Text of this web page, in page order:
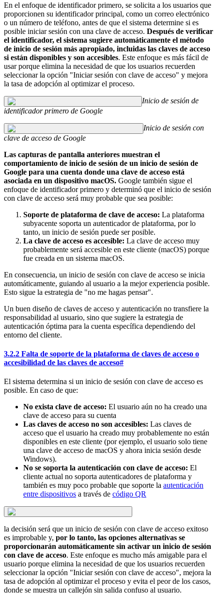
En el enfoque de identificador primero, se solicita a los usuarios que
proporcionen su identificador principal, como un correo electrónico
o un número de teléfono, antes de que el sistema determine si es
posible iniciar sesión con una clave de acceso. Después de verificar
el identificador, el sistema sugiere automáticamente el método
de inicio de sesión más apropiado, incluidas las claves de acceso
si están disponibles y son accesibles. Este enfoque es más fácil de
usar porque elimina la necesidad de que los usuarios recuerden
seleccionar la opción "Iniciar sesión con clave de acceso" y mejora
la tasa de adopción al optimizar el proceso.
Inicio de sesión de
identificador primero de Google
Inicio de sesión con
clave de acceso de Google
Las capturas de pantalla anteriores muestran el
comportamiento de inicio de sesión de un inicio de sesión de
Google para una cuenta donde una clave de acceso está
asociada en un dispositivo macOS. Google también sigue el
enfoque de identificador primero y determinó que el inicio de sesión
con clave de acceso será muy probable que sea posible:
Soporte de plataforma de clave de acceso: La plataforma
subyacente soporta un autenticador de plataforma, por lo
tanto, un inicio de sesión puede ser posible.
La clave de acceso es accesible: La clave de acceso muy
probablemente será accesible en este cliente (macOS) porque
fue creada en un sistema macOS.
En consecuencia, un inicio de sesión con clave de acceso se inicia
automáticamente, guiando al usuario a la mejor experiencia posible.
Esto sigue la estrategia de "no me hagas pensar".
Un buen diseño de claves de acceso y autenticación no transfiere la
responsabilidad al usuario, sino que sugiere la estrategia de
autenticación óptima para la cuenta específica dependiendo del
entorno del cliente.
3.2.2 Falta de soporte de la plataforma de claves de acceso o
accesibilidad de las claves de acceso#
El sistema determina si un inicio de sesión con clave de acceso es
posible. En caso de que:
No exista clave de acceso: El usuario aún no ha creado una
clave de acceso para su cuenta
Las claves de acceso no son accesibles: Las claves de
acceso que el usuario ha creado muy probablemente no están
disponibles en este cliente (por ejemplo, el usuario solo tiene
una clave de acceso de macOS y ahora inicia sesión desde
Windows).
No se soporta la autenticación con clave de acceso: El
cliente actual no soporta autenticadores de plataforma y
también es muy poco probable que soporte la autenticación
entre dispositivos a través de código QR
la decisión será que un inicio de sesión con clave de acceso exitoso
es improbable y, por lo tanto, las opciones alternativas se
proporcionarán automáticamente sin activar un inicio de sesión
con clave de acceso. Este enfoque es mucho más amigable para el
usuario porque elimina la necesidad de que los usuarios recuerden
seleccionar la opción "Iniciar sesión con clave de acceso", mejora la
tasa de adopción al optimizar el proceso y evita el peor de los casos,
donde se muestra un callejón sin salida confuso al usuario.